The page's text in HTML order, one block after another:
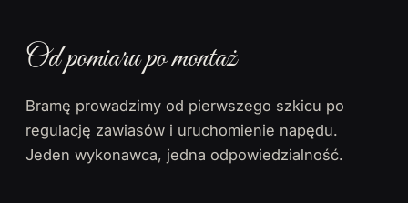
Od pomiaru po montaż
Bramę prowadzimy od pierwszego szkicu po
regulację zawiasów i uruchomienie napędu.
Jeden wykonawca, jedna odpowiedzialność.